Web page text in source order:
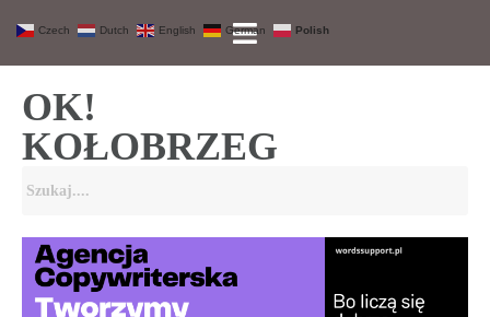
OK!
KOŁOBRZEG
Czech Dutch English German Polish